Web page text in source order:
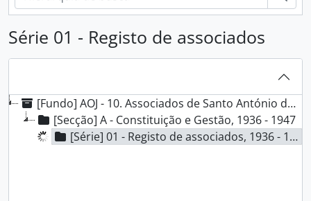
Série 01 - Registo de associados
[Fundo] AOJ - 10. Associados de Santo António de Lisboa, 1936 - 1947
[Secção] A - Constituição e Gestão, 1936 - 1947
[Série] 01 - Registo de associados, 1936 - 1947